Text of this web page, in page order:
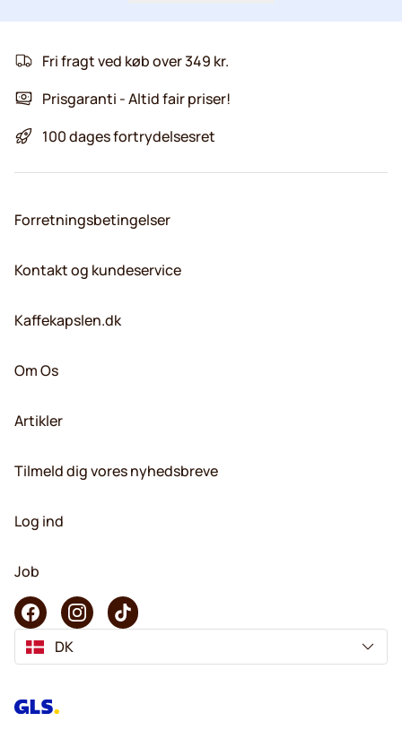
Fri fragt ved køb over 349 kr.
Prisgaranti - Altid fair priser!
100 dages fortrydelsesret
Forretningsbetingelser
Kontakt og kundeservice
Kaffekapslen.dk
Om Os
Artikler
Tilmeld dig vores nyhedsbreve
Log ind
Job
DK